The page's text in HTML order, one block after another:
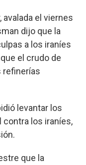
el viernes
dijo que la
a los iraníes
el crudo de
refinerías
levantar los
contra los iraníes,
que la